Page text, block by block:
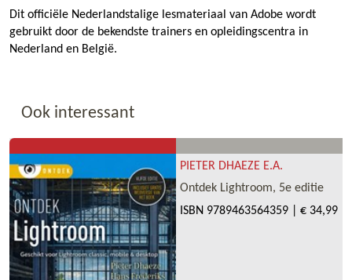
Dit officiële Nederlandstalige lesmateriaal van Adobe wordt
gebruikt door de bekendste trainers en opleidingscentra in
Nederland en België.
Ook interessant
PIETER DHAEZE E.A.
Ontdek Lightroom, 5e editie
ISBN 9789463564359 € 34,99